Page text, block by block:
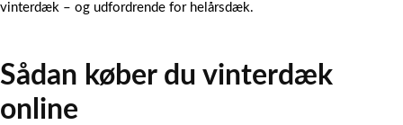
vinterdæk – og udfordrende for helårsdæk.
Sådan køber du vinterdæk
online